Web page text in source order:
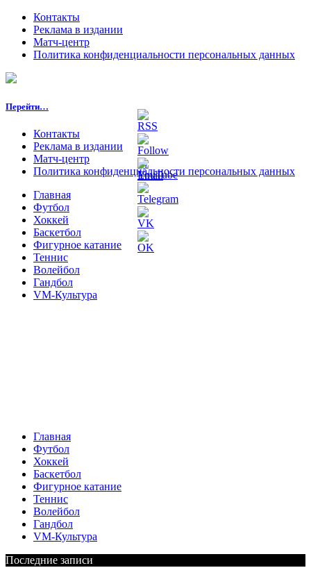
Контакты
Реклама в издании
Матч-центр
Политика конфиденциальности персональных данных
Перейти…
Контакты
Реклама в издании
Матч-центр
Политика конфиденциальности персональных данных
Главная
Футбол
Хоккей
Баскетбол
Фигурное катание
Теннис
Волейбол
Гандбол
VM-Культура
Главная
Футбол
Хоккей
Баскетбол
Фигурное катание
Теннис
Волейбол
Гандбол
VM-Культура
Последние записи